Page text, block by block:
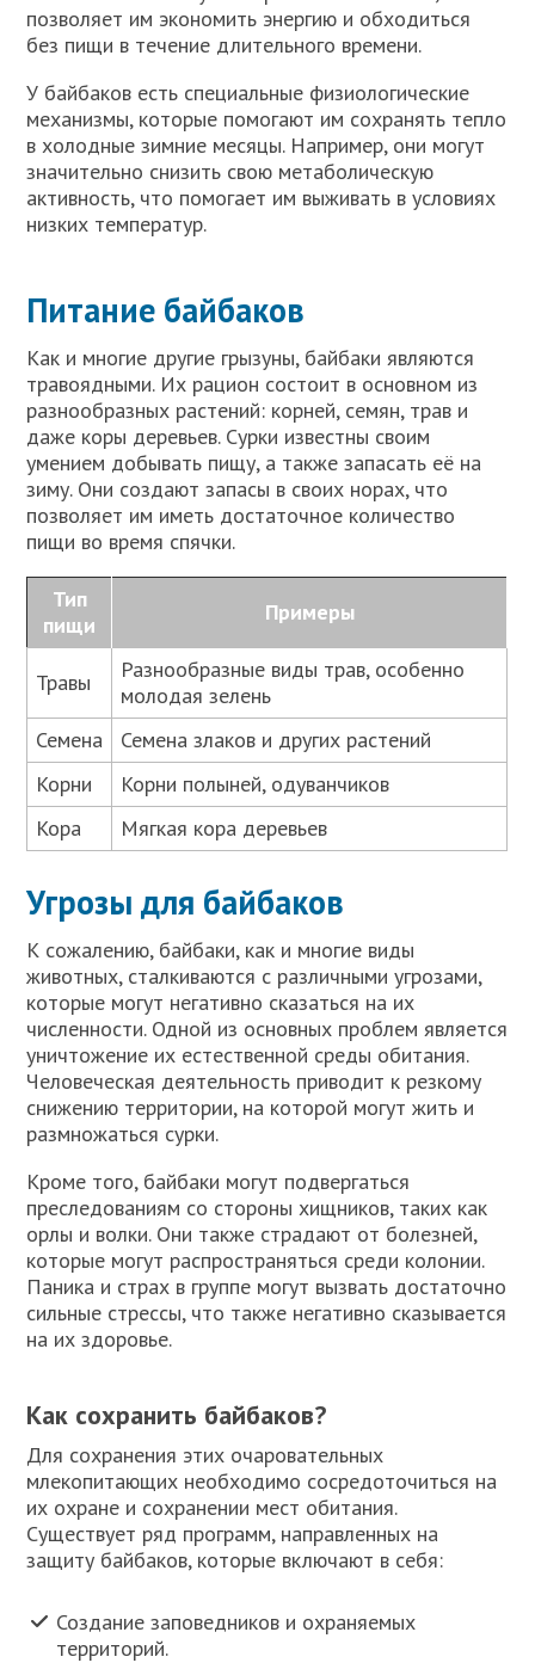
позволяет им экономить энергию и обходиться
без пищи в течение длительного времени.
У байбаков есть специальные физиологические
механизмы, которые помогают им сохранять тепло
в холодные зимние месяцы. Например, они могут
значительно снизить свою метаболическую
активность, что помогает им выживать в условиях
низких температур.
Питание байбаков
Как и многие другие грызуны, байбаки являются
травоядными. Их рацион состоит в основном из
разнообразных растений: корней, семян, трав и
даже коры деревьев. Сурки известны своим
умением добывать пищу, а также запасать её на
зиму. Они создают запасы в своих норах, что
позволяет им иметь достаточное количество
пищи во время спячки.
Тип
пищи
Примеры
Травы
Разнообразные виды трав, особенно
молодая зелень
Семена
Семена злаков и других растений
Корни
Корни полыней, одуванчиков
Кора
Мягкая кора деревьев
Угрозы для байбаков
К сожалению, байбаки, как и многие виды
животных, сталкиваются с различными угрозами,
которые могут негативно сказаться на их
численности. Одной из основных проблем является
уничтожение их естественной среды обитания.
Человеческая деятельность приводит к резкому
снижению территории, на которой могут жить и
размножаться сурки.
Кроме того, байбаки могут подвергаться
преследованиям со стороны хищников, таких как
орлы и волки. Они также страдают от болезней,
которые могут распространяться среди колонии.
Паника и страх в группе могут вызвать достаточно
сильные стрессы, что также негативно сказывается
на их здоровье.
Как сохранить байбаков?
Для сохранения этих очаровательных
млекопитающих необходимо сосредоточиться на
их охране и сохранении мест обитания.
Существует ряд программ, направленных на
защиту байбаков, которые включают в себя:
Создание заповедников и охраняемых
территорий.